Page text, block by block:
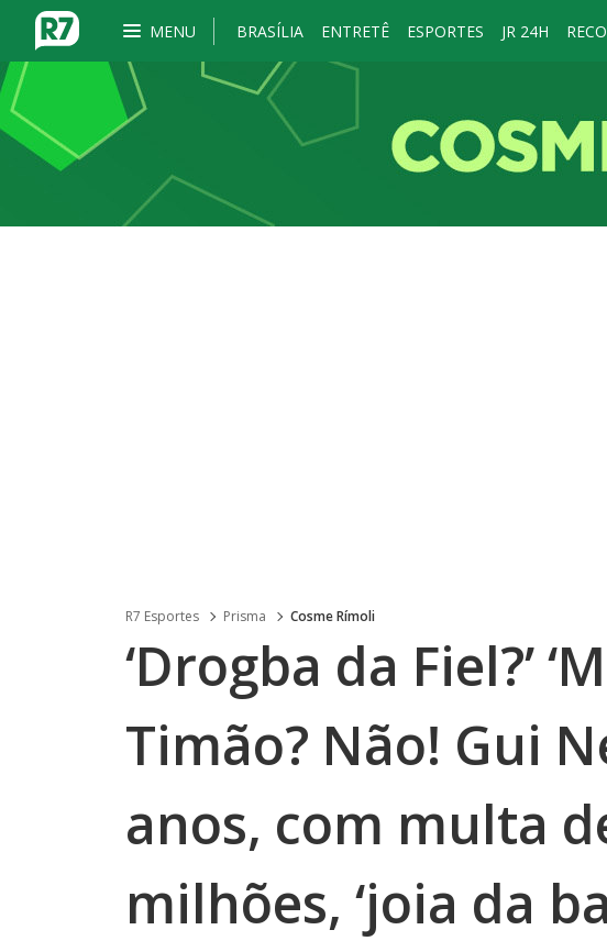
MENU BRASÍLIA ENTRETÊ ESPORTES JR 24H
R7 Esportes Prisma Cosme Rímoli
‘Drogba da Fiel?’
Timão? Não! Gui
anos, com multa
milhões, ‘joia da